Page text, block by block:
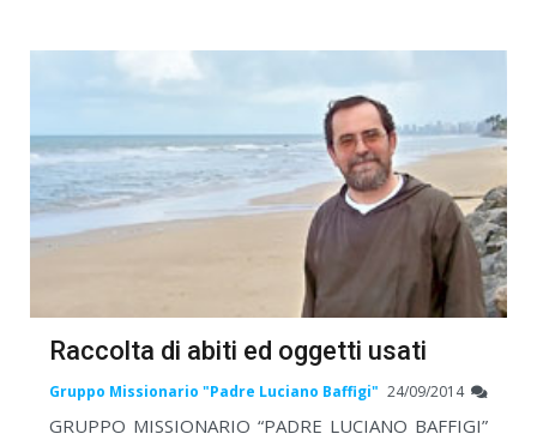
Raccolta di abiti ed oggetti usati
Gruppo Missionario "Padre Luciano Baffigi" 24/09/2014
GRUPPO MISSIONARIO “PADRE LUCIANO BAFFIGI”